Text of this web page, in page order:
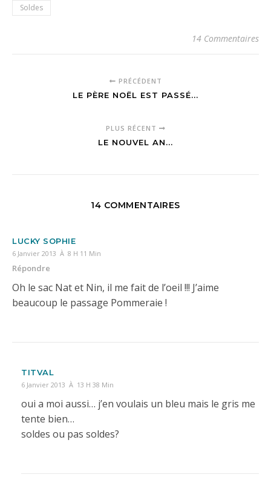
Soldes
14 Commentaires
PRÉCÉDENT
LE PÈRE NOËL EST PASSÉ...
PLUS RÉCENT
LE NOUVEL AN...
14 COMMENTAIRES
LUCKY SOPHIE
6 Janvier 2013 À 8 H 11 Min
Répondre
Oh le sac Nat et Nin, il me fait de l’oeil !!! J’aime
beaucoup le passage Pommeraie !
TITVAL
6 Janvier 2013 À 13 H 38 Min
oui a moi aussi… j’en voulais un bleu mais le gris me
tente bien…
soldes ou pas soldes?